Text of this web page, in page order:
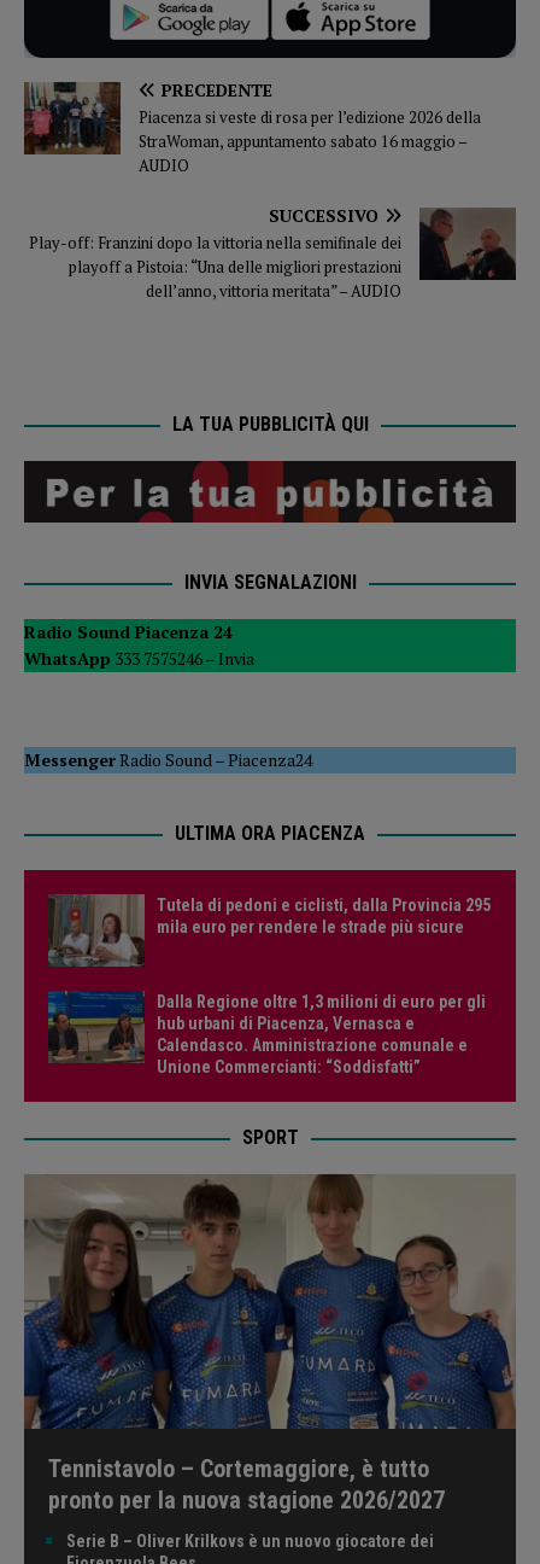
PRECEDENTE
Piacenza si veste di rosa per l’edizione 2026 della
StraWoman, appuntamento sabato 16 maggio –
AUDIO
SUCCESSIVO
Play-off: Franzini dopo la vittoria nella semifinale dei
playoff a Pistoia: “Una delle migliori prestazioni
dell’anno, vittoria meritata” – AUDIO
LA TUA PUBBLICITÀ QUI
INVIA SEGNALAZIONI
Radio Sound Piacenza 24
WhatsApp 333 7575246 – Invia
MessengerRadio Sound –Piacenza24
ULTIMA ORA PIACENZA
Tutela di pedoni e ciclisti, dalla Provincia 295
mila euro per rendere le strade più sicure
Dalla Regione oltre 1,3 milioni di euro per gli
hub urbani di Piacenza, Vernasca e
Calendasco. Amministrazione comunale e
Unione Commercianti: “Soddisfatti”
SPORT
Tennistavolo – Cortemaggiore, è tutto
pronto per la nuova stagione 2026/2027
Serie B – Oliver Krilkovs è un nuovo giocatore dei